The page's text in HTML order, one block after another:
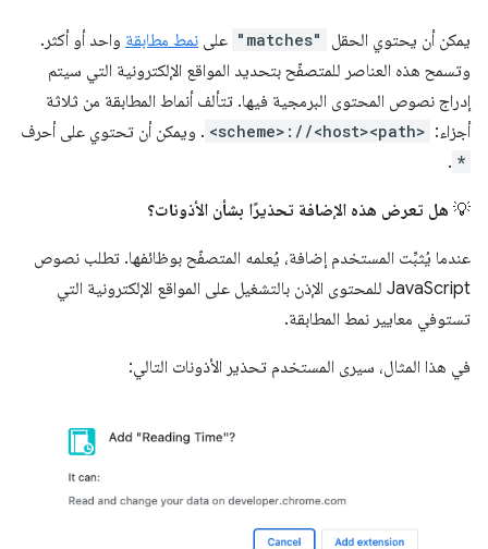
يمكن أن يحتوي الحقل "matches" على نمط مطابقة واحد أو أكثر.
وتسمح هذه العناصر للمتصفّح بتحديد المواقع الإلكترونية التي سيتم
إدراج نصوص المحتوى البرمجية فيها. تتألف أنماط المطابقة من ثلاثة
أجزاء: <scheme>://<host><path> . ويمكن أن تحتوي على أحرف
*
.
💡 هل تعرض هذه الإضافة تحذيرًا بشأن الأذونات؟
عندما يُثبِّت المستخدم إضافة، يُعلمه المتصفّح بوظائفها. تطلب نصوص
JavaScript للمحتوى الإذن بالتشغيل على المواقع الإلكترونية التي
تستوفي معايير نمط المطابقة.
في هذا المثال، سيرى المستخدم تحذير الأذونات التالي: